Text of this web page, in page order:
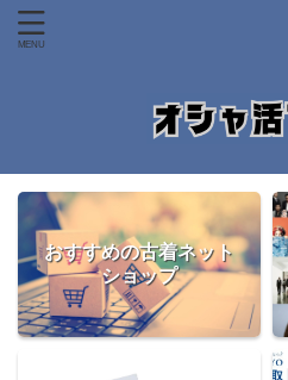
おすすめの古着ネット
ショップ